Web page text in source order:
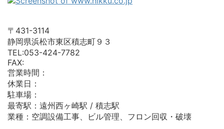
〒431-3114
静岡県浜松市東区積志町９３
TEL:053-424-7782
FAX:
営業時間：
休業日：
駐車場：
最寄駅：遠州西ヶ崎駅 / 積志駅
業種：空調設備工事、ビル管理、フロン回収・破壊